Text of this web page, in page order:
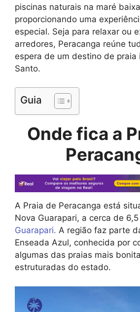
piscinas naturais na maré
proporcionando uma
especial. Seja para relaxar ou
arredores, Peracanga reúne
espera de um destino de praia
Santo.
Guia
Onde fica a
A Praia de Peracanga está
Nova Guarapari, a cerca de
Guarapari. A região faz parte
Enseada Azul, conhecida por
algumas das praias mais
estruturadas do estado.